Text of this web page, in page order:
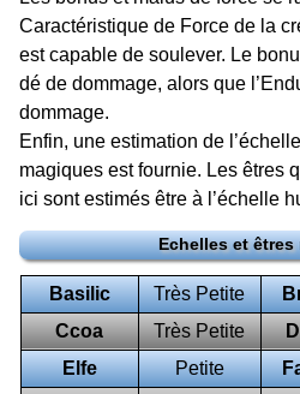
Caractéristique de Force de la
est capable de soulever. Le
dé de dommage, alors que
dommage.
Enfin, une estimation de
magiques est fournie. Les êtres
ici sont estimés être à l’échelle
Echelles et êtres
Basilic Très Petite
Ccoa
Très Petite
Elfe
Petite